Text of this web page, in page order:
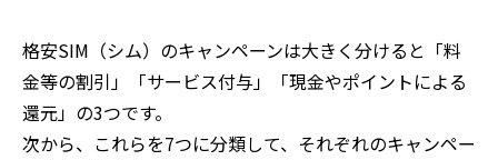
格安SIM（シム）のキャンペーンは大きく分けると「料
金等の割引」「サービス付与」「現金やポイントによる
還元」の3つです。
次から、これらを7つに分類して、それぞれのキャンペー